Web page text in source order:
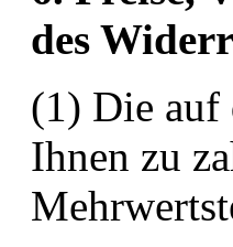
des
(1) Die auf
Ihnen zu